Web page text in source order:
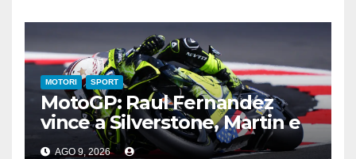
MOTORI SPORT
MotoGP: Raul Fernandez
vince a Silverstone, Martin e
Bezzecchi sul podio
AGO 9, 2026